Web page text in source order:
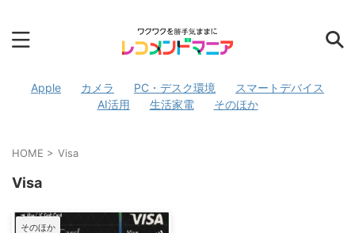
Apple カメラ PC・デスク環境
スマートデバイス
AI活用
生活家電 そのほか
HOME > Visa
Visa
そのほか